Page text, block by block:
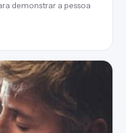
demonstrar a pessoa